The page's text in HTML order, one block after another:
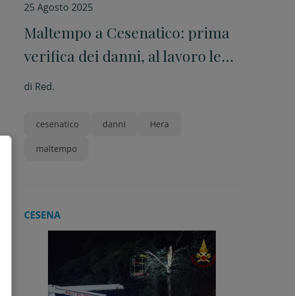
25 Agosto 2025
Maltempo a Cesenatico: prima
verifica dei danni, al lavoro le
squadre di Hera
di Red.
cesenatico danni Hera
maltempo
CESENA